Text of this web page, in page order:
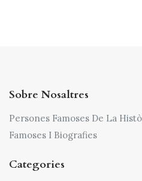
Sobre Nosaltres
Persones Famoses De La
Famoses I Biografies
Categories